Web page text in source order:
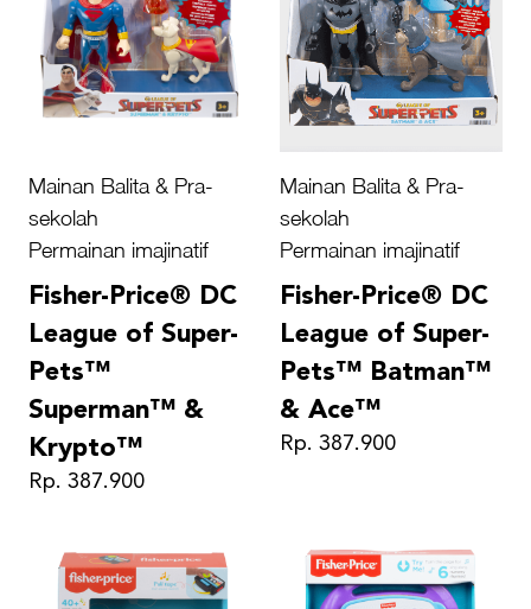
Mainan Balita & Pra-
sekolah
Permainan imajinatif
Fisher-Price® DC
League of Super-
Pets™
Superman™ &
Krypto™
Rp. 387.900
Mainan Balita & Pra-
sekolah
Permainan imajinatif
Fisher-Price® DC
League of Super-
Pets™ Batman™
& Ace™
Rp. 387.900